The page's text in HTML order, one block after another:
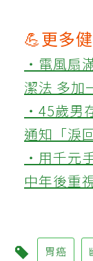
💪更多
‧電風扇
潔法 多加
‧45歲男
通知「淚
‧用千元
中年後重
胃癌